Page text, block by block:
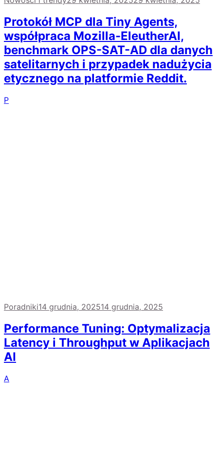
Protokół MCP dla Tiny Agents,
współpraca Mozilla-EleutherAI,
benchmark OPS-SAT-AD dla danych
satelitarnych i przypadek nadużycia
etycznego na platformie Reddit.
P
Poradniki14 grudnia, 202514 grudnia, 2025
Performance Tuning: Optymalizacja
Latency i Throughput w Aplikacjach
AI
A